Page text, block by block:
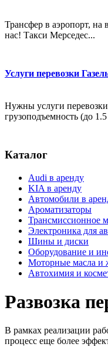
Трансфер в аэропорт, на
нас! Такси Мерседес...
Услуги перевозки
Нужны услуги
грузоподъемность (до 1.5
Каталог
Audi в аренду
KIA в аренду
Автомобили в
Ароматизаторы
Трансмиссионное
Электроника для
Шины и диски
Оборудование и
Моторные масла и
Автохимия и
Развозка
В рамках реализации
процесс еще более